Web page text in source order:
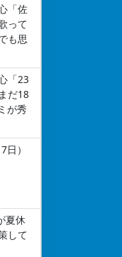
「佐
って
も思
「23
だ18
が秀
）
夏休
して